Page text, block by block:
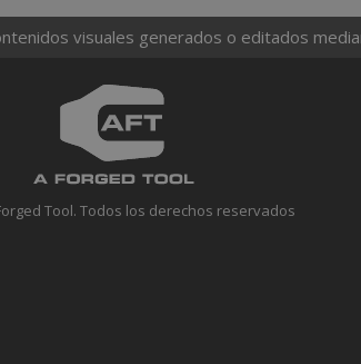
visuales generados o editados
Tool. Todos los derechos reservados